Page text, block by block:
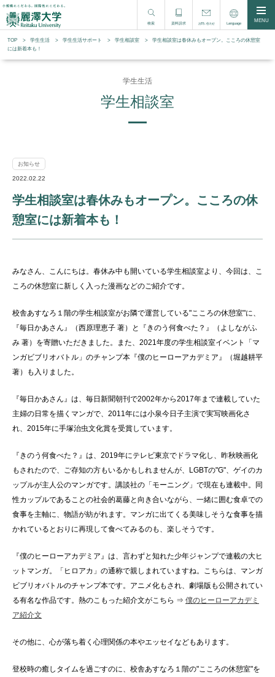
検索 資料請求 お問い合わせ Language MENU
TOP 学生生活 学⽣⽣活サポート 学生相談室
学生相談室は春休みもオープン。こころの休憩室
には新着本も！
学生生活
学生相談室
お知らせ
2022.02.22
学生相談室は春休みもオープン。こころの休
憩室には新着本も！
みなさん、こんにちは。春休み中も開いている学生相談室より、今回は、こ
ころの休憩室に新しく入った漫画などのご紹介です。
校舎あすなろ１階の学生相談室がお隣で運営している"こころの休憩室"に、
『毎日かあさん』（西原理恵子 著）と『きのう何食べた？』（よしながふ
み 著）を寄贈いただきました。また、2021年度の学生相談室イベント「マ
ンガビブリオバトル」のチャンプ本『僕のヒーローアカデミア』（堀越耕平
著）も入りました。
『毎日かあさん』は、毎日新聞朝刊で2002年から2017年まで連載していた
主婦の日常を描くマンガで、2011年には小泉今日子主演で実写映画化さ
れ、2015年に手塚治虫文化賞を受賞しています。
『きのう何食べた？』は、2019年にテレビ東京でドラマ化し、昨秋映画化
もされたので、ご存知の方もいるかもしれませんが、LGBTの"G"、ゲイのカ
ップルが主人公のマンガです。講談社の「モーニング」で現在も連載中。同
性カップルであることの社会的葛藤と向き合いながら、一緒に囲む食卓での
食事を主軸に、物語が紡がれます。マンガに出てくる美味しそうな食事を描
かれているとおりに再現して食べてみるのも、楽しそうです。
『僕のヒーローアカデミア』は、言わずと知れた少年ジャンプで連載の大ヒ
ットマンガ。「ヒロアカ」の通称で親しまれていますね。こちらは、マンガ
ビブリオバトルのチャンプ本です。アニメ化もされ、劇場版も公開されてい
る有名な作品です。熱のこもった紹介文がこちら ⇒ 僕のヒーローアカデミ
ア紹介文
その他に、心が落ち着く心理関係の本やエッセイなどもあります。
登校時の癒しタイムを過ごすのに、校舎あすなろ１階の"こころの休憩室"を